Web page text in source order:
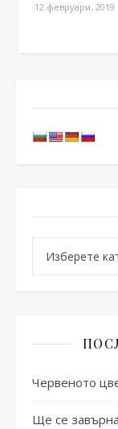
12.февруари. 2019
Червеното
Ще се